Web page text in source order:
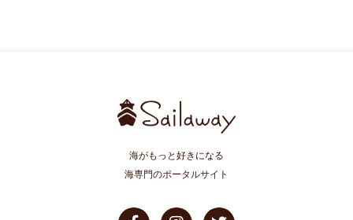
海がもっと好きになる
海専門のポータルサイト